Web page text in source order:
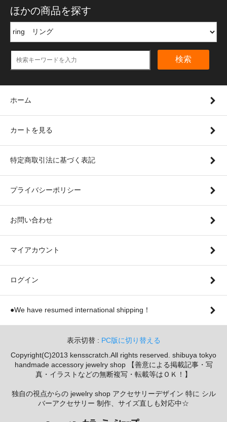
ほかの商品を探す
検索
ホーム
カートを見る
特定商取引法に基づく表記
プライバシーポリシー
お問い合わせ
マイアカウント
ログイン
●We have resumed international shipping！
表示切替 : PC版に切り替える
Copyright(C)2013 kensscratch.All rights reserved. shibuya tokyo
handmade accessory jewelry shop 【善意による掲載記事・写
真・イラストなどの無断複写・転載等はＯＫ！】
独自の視点からの jewelry shop アクセサリーデザイン 特に シル
バーアクセサリー 制作、サイズ直しも対応中☆